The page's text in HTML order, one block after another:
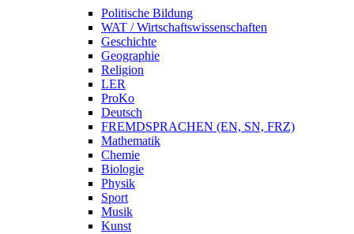
Politische Bildung
WAT / Wirtschaftswissenschaften
Geschichte
Geographie
Religion
LER
ProKo
Deutsch
FREMDSPRACHEN (EN, SN, FRZ)
Mathematik
Chemie
Biologie
Physik
Sport
Musik
Kunst